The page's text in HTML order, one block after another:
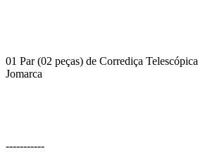
01 Par (02 peças) de Corrediça
Jomarca
-----------